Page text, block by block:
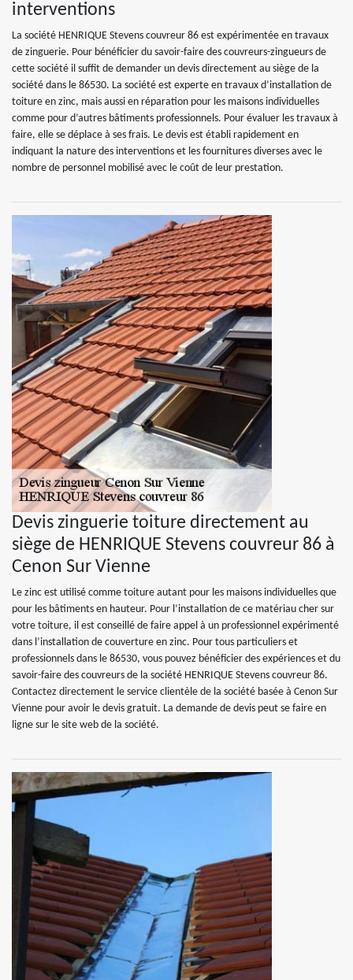
interventions
La société HENRIQUE Stevens couvreur 86 est expérimentée en travaux
de zinguerie. Pour bénéficier du savoir-faire des couvreurs-zingueurs de
cette société il suffit de demander un devis directement au siège de la
société dans le 86530. La société est experte en travaux d’installation de
toiture en zinc, mais aussi en réparation pour les maisons individuelles
comme pour d’autres bâtiments professionnels. Pour évaluer les travaux à
faire, elle se déplace à ses frais. Le devis est établi rapidement en
indiquant la nature des interventions et les fournitures diverses avec le
nombre de personnel mobilisé avec le coût de leur prestation.
Devis zinguerie toiture directement au
siège de HENRIQUE Stevens couvreur 86 à
Cenon Sur Vienne
Le zinc est utilisé comme toiture autant pour les maisons individuelles que
pour les bâtiments en hauteur. Pour l’installation de ce matériau cher sur
votre toiture, il est conseillé de faire appel à un professionnel expérimenté
dans l’installation de couverture en zinc. Pour tous particuliers et
professionnels dans le 86530, vous pouvez bénéficier des expériences et du
savoir-faire des couvreurs de la société HENRIQUE Stevens couvreur 86.
Contactez directement le service clientèle de la société basée à Cenon Sur
Vienne pour avoir le devis gratuit. La demande de devis peut se faire en
ligne sur le site web de la société.